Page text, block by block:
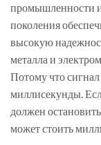
промышленности
поколения
высокую
металла и
Потому что сигнал
миллисекунды.
должен
может стоить